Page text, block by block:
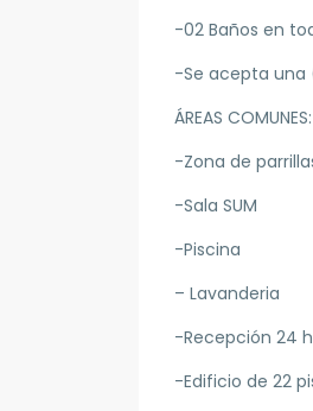
-02 Baños en
-Se acepta una
ÁREAS COMUNES:
-Zona de
-Sala SUM
-Piscina
– Lavanderia
-Recepción 24
-Edificio de 22